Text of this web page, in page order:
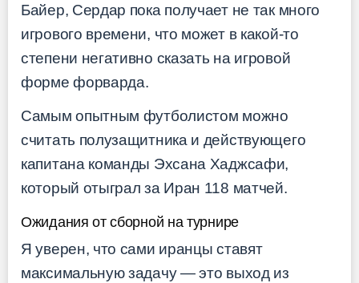
Байер, Сердар пока получает не так много
игрового времени, что может в какой-то
степени негативно сказать на игровой
форме форварда.
Самым опытным футболистом можно
считать полузащитника и действующего
капитана команды Эхсана Хаджсафи,
который отыграл за Иран 118 матчей.
Ожидания от сборной на турнире
Я уверен, что сами иранцы ставят
максимальную задачу — это выход из